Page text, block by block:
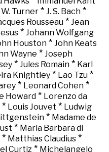
W. Turner* J. S. Bach*
Rousseau * Jean
* Johann Wolfgang
Houston * John Keats
Wayne * Joseph
* Jules Romain* Karl
Knightley* Lao Tzu*
* Leonard Cohen*
Howard * Lorenzo da
* Louis Jouvet * Ludwig
* Madame de
* Maria Barbara di
* Matthias Claudius*
Curtiz * Michelangelo